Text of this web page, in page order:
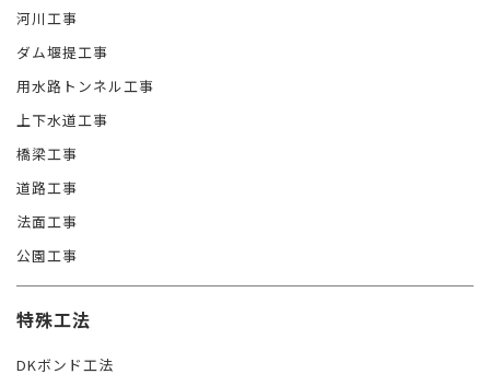
河川工事
ダム堰提工事
用水路トンネル工事
上下水道工事
橋梁工事
道路工事
法面工事
公園工事
特殊工法
DKボンド工法